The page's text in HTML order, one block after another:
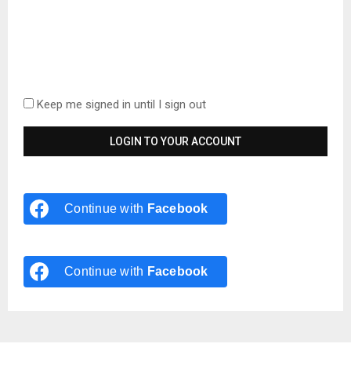
Keep me signed in until I sign out
Continue with Facebook
Continue with Facebook